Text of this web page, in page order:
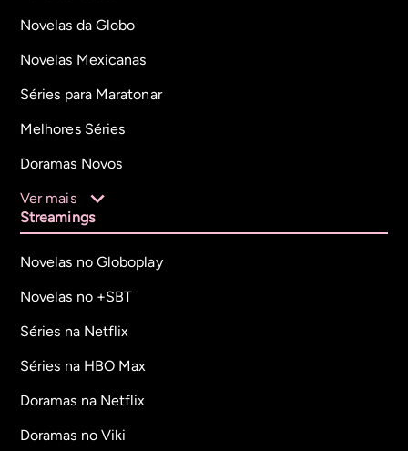
Novelas da Globo
Novelas Mexicanas
Séries para Maratonar
Melhores Séries
Doramas Novos
Ver mais
Streamings
Novelas no Globoplay
Novelas no +SBT
Séries na Netflix
Séries na HBO Max
Doramas na Netflix
Doramas no Viki